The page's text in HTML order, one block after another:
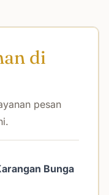
di
pesan
Bunga